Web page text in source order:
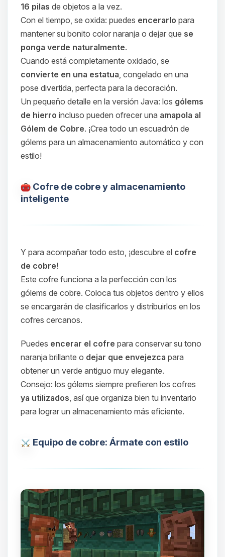
16 pilas de objetos a la vez.
Con el tiempo, se oxida: puedes encerarlo para
mantener su bonito color naranja o dejar que se
ponga verde naturalmente.
Cuando está completamente oxidado, se
convierte en una estatua, congelado en una
pose divertida, perfecta para la decoración.
Un pequeño detalle en la versión Java: los gólems
de hierro incluso pueden ofrecer una amapola al
Gólem de Cobre. ¡Crea todo un escuadrón de
gólems para un almacenamiento automático y con
estilo!
Cofre de cobre y almacenamiento
inteligente
Y para acompañar todo esto, ¡descubre el cofre
de cobre!
Este cofre funciona a la perfección con los
gólems de cobre. Coloca tus objetos dentro y ellos
se encargarán de clasificarlos y distribuirlos en los
cofres cercanos.
Puedes encerar el cofre para conservar su tono
naranja brillante o dejar que envejezca para
obtener un verde antiguo muy elegante.
Consejo: los gólems siempre prefieren los cofres
ya utilizados, así que organiza bien tu inventario
para lograr un almacenamiento más eficiente.
Equipo de cobre: Ármate con estilo
Yupi, por fin alguien con quien
asistente de BoxToPlay. Cuentame
que necesitas y moveré mis
pequenos circuitos para ayudarte.